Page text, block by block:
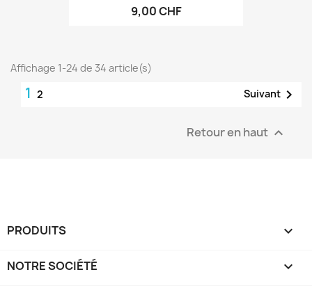
9,00 CHF
Affichage 1-24 de 34 article(s)
1 2 Suivant 
Retour en haut 
PRODUITS 
NOTRE SOCIÉTÉ 